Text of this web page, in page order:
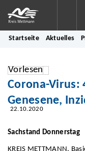
Startseite Aktuelles
Vorlesen
Corona-Virus:
Genesene,
22.10.2020
Sachstand Donnerstag
KREIS METTMANN.